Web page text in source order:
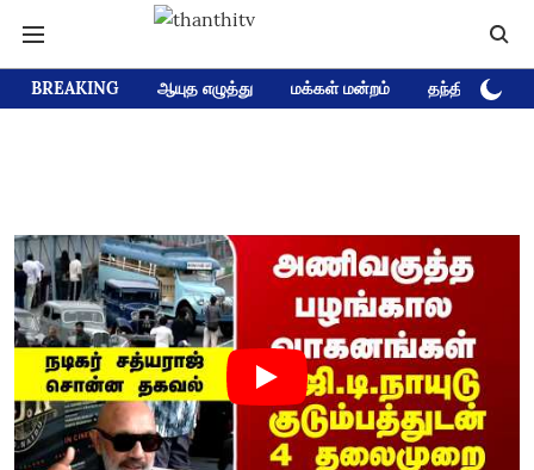
BREAKING ஆயுத எழுத்து மக்கள் மன்றம் தந்தி டிவி